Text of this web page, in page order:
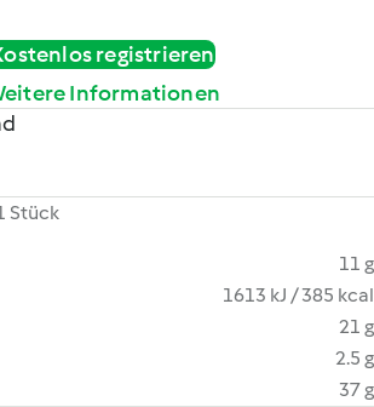
registrieren
Informationen
Stück
11 g
1613 kJ / 385 kcal
21 g
2.5 g
37 g